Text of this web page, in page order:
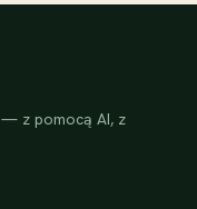
— z pomocą AI, z